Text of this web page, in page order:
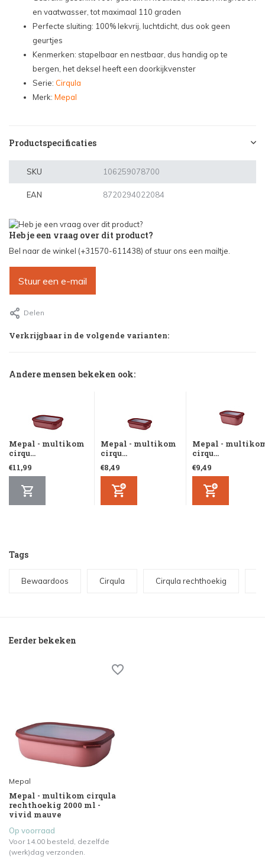
en vaatwasser, tot maximaal 110 graden
Perfecte sluiting: 100% lekvrij, luchtdicht, dus ook geen
geurtjes
Kenmerken: stapelbaar en nestbaar, dus handig op te
bergen, het deksel heeft een doorkijkvenster
Serie: Cirqula
Merk: Mepal
Productspecificaties
SKU 106259078700
EAN 8720294022084
Heb je een vraag over dit product?
Bel naar de winkel (+31570-611438) of stuur ons een mailtje.
Stuur een e-mail
Delen
Verkrijgbaar in de volgende varianten:
Andere mensen bekeken ook:
Mepal - multikom
cirqu...
€11,99
Mepal - multikom
cirqu...
€8,49
Mepal -
cirqu...
€9,49
Tags
Bewaardoos Cirqula Cirqula rechthoekig
Eerder bekeken
Mepal
Mepal - multikom cirqula
rechthoekig 2000 ml -
vivid mauve
Op voorraad
Voor 14.00 besteld, dezelfde
(werk)dag verzonden.